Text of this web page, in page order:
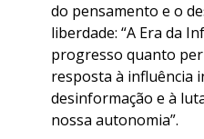
do pensamento e o
liberdade: “A Era da
progresso quanto
resposta à influência
desinformação e à
nossa autonomia”.